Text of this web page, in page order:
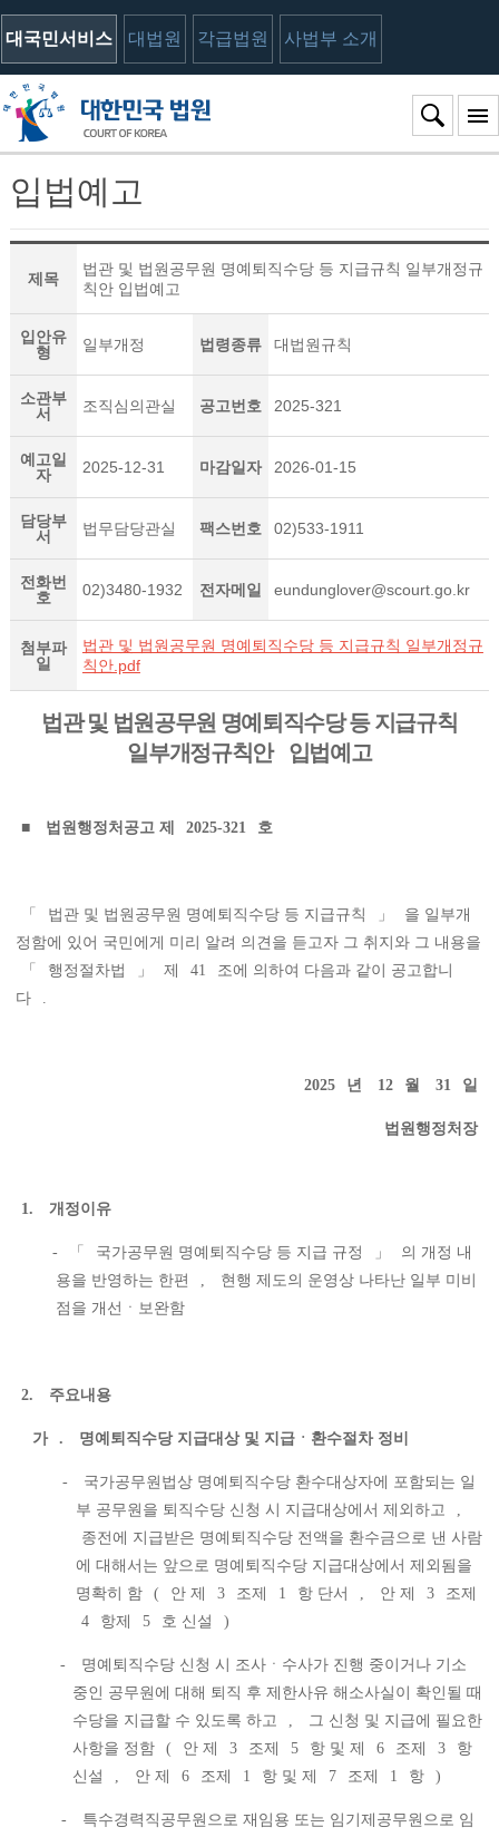
대국민서비스 대법원 각급법원 사법부 소개
입법예고
제목
법관 및 법원공무원 명예퇴직수당 등 지급규칙 일부개정규
칙안 입법예고
입안유
형
일부개정 법령종류 대법원규칙
소관부
서
조직심의관실 공고번호 2025-321
예고일
자
2025-12-31 마감일자 2026-01-15
담당부
서
법무담당관실 팩스번호 02)533-1911
전화번
호
02)3480-1932 전자메일 eundunglover@scourt.go.kr
첨부파
일
법관 및 법원공무원 명예퇴직수당 등 지급규칙 일부개정규
칙안.pdf
법관 및 법원공무원 명예퇴직수당 등 지급규칙
일부개정규칙안 입법예고
■ 법원행정처공고 제 2025-321 호
「 법관 및 법원공무원 명예퇴직수당 등 지급규칙 」
을 일부개
정함에 있어 국민에게 미리 알려 의견을 듣고자 그 취지와 그 내용을
「
행정절차법 」 제 41
조에 의하여 다음과 같이 공고합니
다
2025 년 12 월 31 일
법원행정처장
1. 개정이유
- 「 국가공무원 명예퇴직수당 등 지급 규정 」
의 개정 내
용을 반영하는 한편
현행 제도의 운영상 나타난 일부 미비
점을 개선ㆍ보완함
2. 주요내용
가 . 명예퇴직수당 지급대상 및 지급ㆍ환수절차 정비
-
국가공무원법상 명예퇴직수당 환수대상자에 포함되는 일
부 공무원을 퇴직수당 신청 시 지급대상에서 제외하고
종전에 지급받은 명예퇴직수당 전액을 환수금으로 낸 사람
에 대해서는 앞으로 명예퇴직수당 지급대상에서 제외됨을
명확히 함
( 안 제 3 조제 1 항 단서 안 제 3
조제
4
항제 5 호 신설 )
-
명예퇴직수당 신청 시 조사ㆍ수사가 진행 중이거나 기소
중인 공무원에 대해 퇴직 후 제한사유 해소사실이 확인될 때
수당을 지급할 수 있도록 하고
그 신청 및 지급에 필요한
사항을 정함
( 안 제 3 조제 5 항 및 제 6 조제 3
항
신설
안 제 6 조제 1 항 및 제 7 조제 1 항 )
-
특수경력직공무원으로 재임용 또는 임기제공무원으로 임